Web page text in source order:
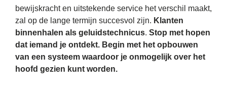
bewijskracht en uitstekende service het verschil maakt,
zal op de lange termijn succesvol zijn. Klanten
binnenhalen als geluidstechnicus. Stop met hopen
dat iemand je ontdekt. ​​Begin met het opbouwen
van een systeem waardoor je onmogelijk over het
hoofd gezien kunt worden.